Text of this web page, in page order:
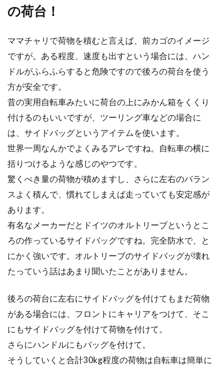
の荷台！
ママチャリで荷物を積むと言えば、前カゴのイメージ
ですが。ある程度、速度も出すという場合には、ハン
ドルがふらふらすると危険ですので後ろの荷台を使う
方が安全です。
昔の実用自転車みたいに荷台の上にみかん箱をくくり
付けるのもいいですが、ツーリング車などの場合に
は、サイドバッグというアイテムを使います。
世界一周なんかでよくみるアレですね。自転車の横に
括りつけるような感じのやつです。
驚くべき量の荷物が積めますし、さらに左右のバラン
スよく積んで、慣れてしまえば走っていても安定感が
あります。
有名なメーカーだとドイツのオルトリーブというとこ
ろの作っているサイドバッグですね。完全防水で、と
にかく強いです。オルトリーブのサイドバッグが壊れ
たっていう話はあまり聞いたことがありません。
後ろの荷台に左右にサイドバッグを付けてもまだ荷物
がある場合には、フロントにキャリアをつけて、そこ
にもサイドバッグを付けて荷物を付けて。
さらにハンドルにもバッグを付けて。
そうしていくと合計30kg程度の荷物は自転車は簡単に